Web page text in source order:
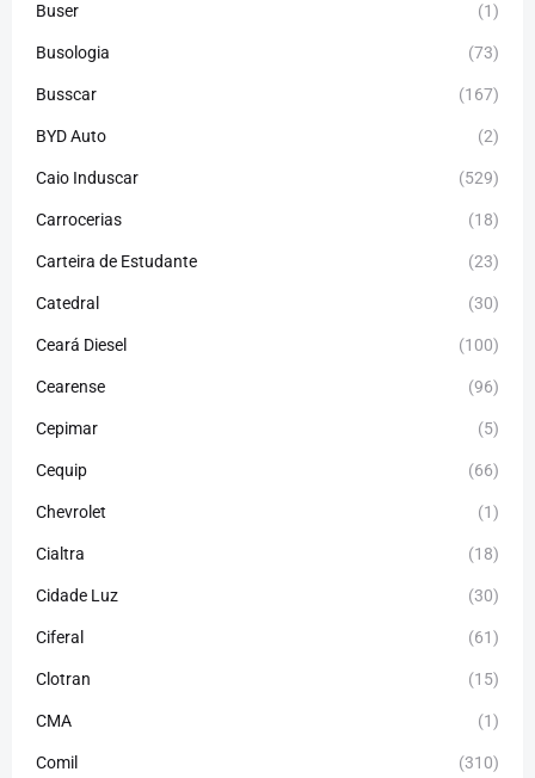
Buser (1)
Busologia (73)
Busscar (167)
BYD Auto (2)
Caio Induscar (529)
Carrocerias (18)
Carteira de Estudante (23)
Catedral (30)
Ceará Diesel (100)
Cearense (96)
Cepimar (5)
Cequip (66)
Chevrolet (1)
Cialtra (18)
Cidade Luz (30)
Ciferal (61)
Clotran (15)
CMA (1)
Comil (310)